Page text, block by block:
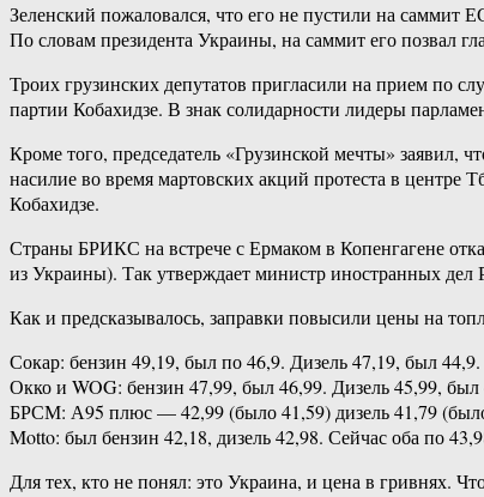
Зеленский пожаловался, что его не пустили на
По словам президента Украины, на саммит его позвал
Троих грузинских депутатов пригласили на прием по
партии Кобахидзе. В знак солидарности лидеры
Кроме того, председатель «Грузинской мечты» заявил,
насилие во время мартовских акций протеста в центре
Кобахидзе.
Страны БРИКС на встрече с Ермаком в Копенгагене
из Украины). Так утверждает министр иностранных
Как и предсказывалось, заправки повысили цены на
Сокар: бензин 49,19, был по 46,9. Дизель 47,19, был 44,9.
Окко и WOG: бензин 47,99, был 46,99. Дизель 45,99, был
БРСМ: А95 плюс — 42,99 (было 41,59) дизель 41,79
Motto: был бензин 42,18, дизель 42,98. Сейчас оба по
Для тех, кто не понял: это Украина, и цена в гривнях.